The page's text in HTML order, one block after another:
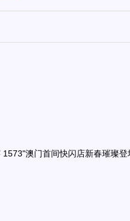
1573"澳门首间快闪店新春璀璨登